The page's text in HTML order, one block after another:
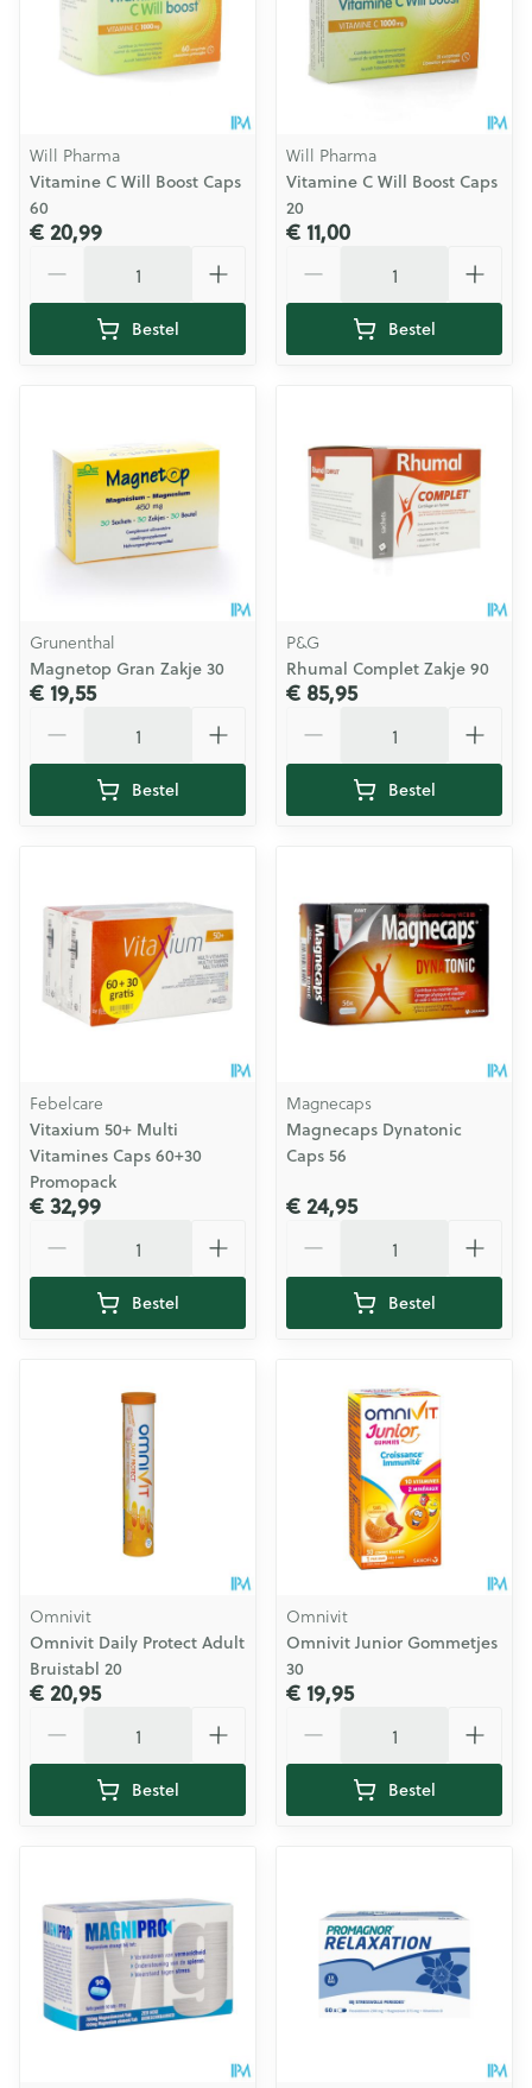
Will Pharma
Vitamine C Will Boost Caps
60
€ 20,99
Bestel
Will Pharma
Vitamine C Will Boost Caps
20
€ 11,00
Bestel
Grunenthal
Magnetop Gran Zakje 30
€ 19,55
Bestel
P&G
Rhumal Complet Zakje 90
€ 85,95
Bestel
Febelcare
Vitaxium 50+ Multi
Vitamines Caps 60+30
Promopack
€ 32,99
Bestel
Magnecaps
Magnecaps Dynatonic
Caps 56
€ 24,95
Bestel
Omnivit
Omnivit Daily Protect Adult
Bruistabl 20
€ 20,95
Bestel
Omnivit
Omnivit Junior Gommetjes
30
€ 19,95
Bestel